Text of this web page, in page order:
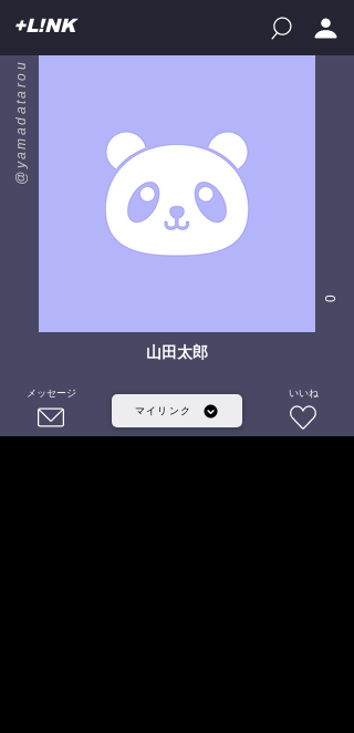
+L!NK
@yamadatarou
0
山田太郎
メッセージ
マイリンク
いいね